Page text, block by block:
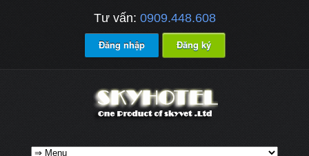
Tư vấn: 0909.448.608
Đăng nhập Đăng ký